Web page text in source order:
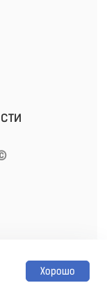
Хорошо